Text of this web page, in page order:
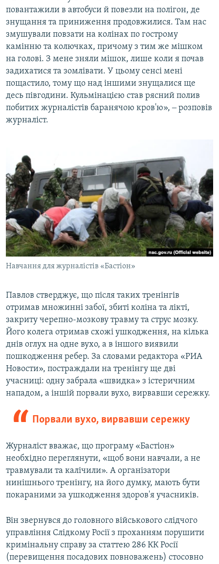
повантажили в автобуси й повезли на полігон, де
знущання та приниження продовжилися. Там нас
змушували повзати на колінах по гострому
камінню та колючках, причому з тим же мішком
на голові. З мене зняли мішок, лише коли я почав
задихатися та зомлівати. У цьому сенсі мені
пощастило, тому що над іншими знущалися ще
десь півгодини. Кульмінацією став рясний полив
побитих журналістів баранячою кров'ю», ‒ розповів
журналіст.
Навчання для журналістів «Бастіон»
Павлов стверджує, що після таких тренінгів
отримав множинні забої, збиті коліна та лікті,
закриту черепно-мозкову травму та струс мозку.
Його колега отримав схожі ушкодження, на кілька
днів оглух на одне вухо, а в іншого виявили
пошкодження ребер. За словами редактора «РИА
Новости», постраждали на тренінгу ще дві
учасниці: одну забрала «швидка» з істеричним
нападом, а іншій порвали вухо, вирвавши сережку.
Порвали вухо, вирвавши сережку
Журналіст вважає, що програму «Бастіон»
необхідно переглянути, «щоб вони навчали, а не
травмували та калічили». А організатори
нинішнього тренінгу, на його думку, мають бути
покараними за ушкодження здоров'я учасників.
Він звернувся до головного військового слідчого
управління Слідкому Росії з проханням порушити
кримінальну справу за статтею 286 КК Росії
(перевищення посадових повноважень) стосовно